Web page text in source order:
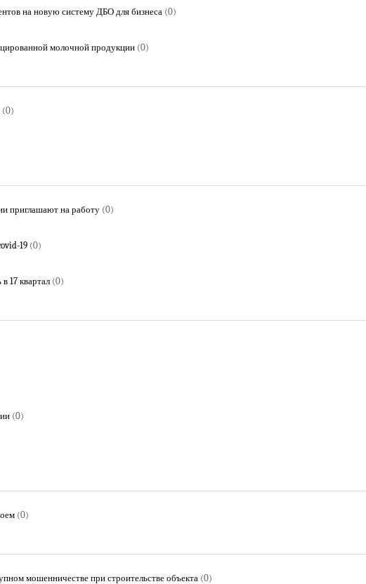
на новую систему ДБО для бизнеса (0)
молочной продукции (0)
(0)
приглашают на работу (0)
19 (0)
17 квартал (0)
(0)
(0)
мошенничестве при строительстве объекта (0)